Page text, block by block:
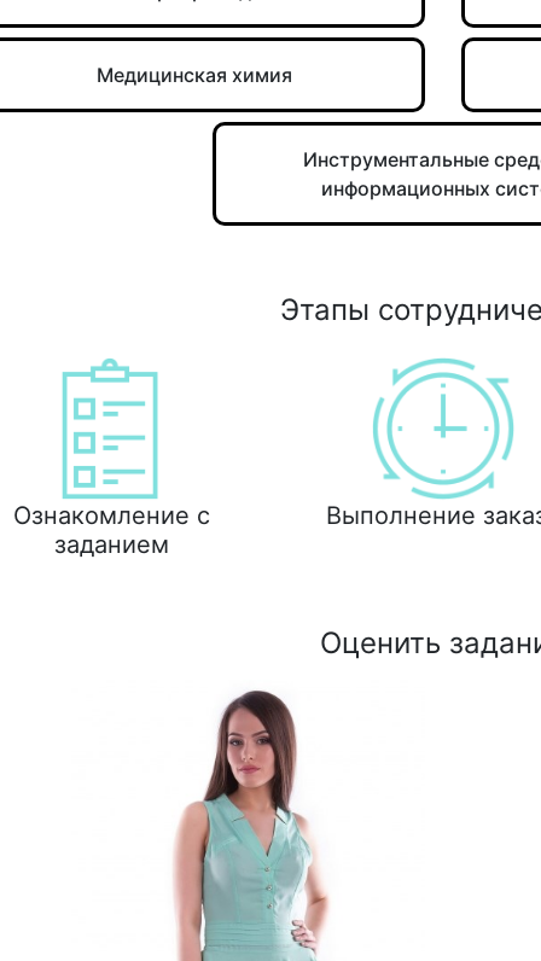
Медицинская химия
Инструментальные
информационных
Этапы
Ознакомление с
заданием
Выполнение
Оценить